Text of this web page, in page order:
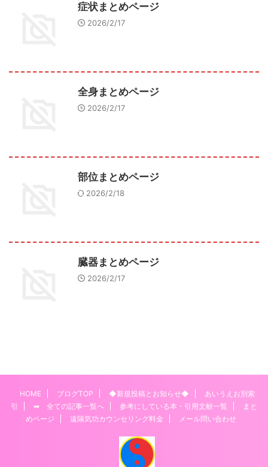
症状まとめページ
2026/2/17
全身まとめページ
2026/2/17
部位まとめページ
2026/2/18
臓器まとめページ
2026/2/17
HOME ブログTOP ◆新規投稿とお知らせ◆
あいうえお別索
引
➡ 全ての記事一覧へ 参考にしている本・引用文献一覧
まと
めページ
遠隔気功カウンセリング料金 メール問い合わせ